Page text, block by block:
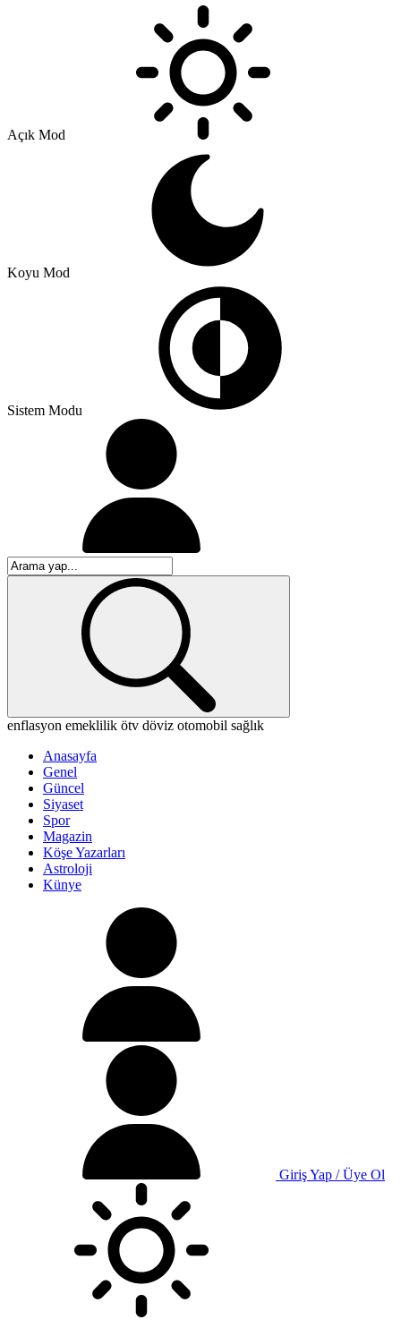
Açık Mod
Koyu Mod
Sistem Modu
enflasyon emeklilik ötv döviz otomobil sağlık
Anasayfa
Genel
Güncel
Siyaset
Spor
Magazin
Köşe Yazarları
Astroloji
Künye
Giriş Yap / Üye Ol